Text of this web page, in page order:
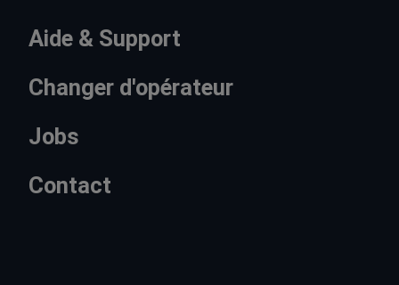
Aide & Support
Changer d'opérateur
Jobs
Contact